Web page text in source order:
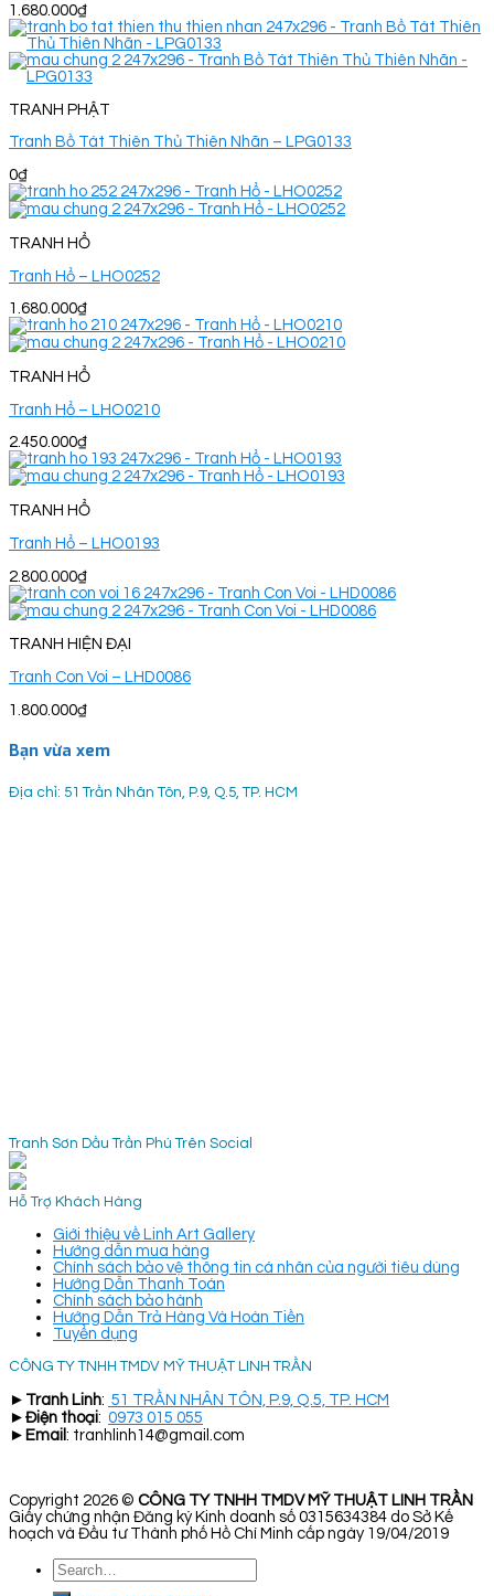
1.680.000₫
TRANH PHẬT
Tranh Bồ Tát Thiên Thủ Thiên Nhãn – LPG0133
0₫
TRANH HỔ
Tranh Hổ – LHO0252
1.680.000₫
TRANH HỔ
Tranh Hổ – LHO0210
2.450.000₫
TRANH HỔ
Tranh Hổ – LHO0193
2.800.000₫
TRANH HIỆN ĐẠI
Tranh Con Voi – LHD0086
1.800.000₫
Bạn vừa xem
Địa chỉ: 51 Trần Nhân Tôn, P.9, Q.5, TP. HCM
Tranh Sơn Dầu Trần Phú Trên Social
Hỗ Trợ Khách Hàng
Giới thiệu về Linh Art Gallery
Hướng dẫn mua hàng
Chính sách bảo vệ thông tin cá nhân của người tiêu dùng
Hướng Dẫn Thanh Toán
Chính sách bảo hành
Hướng Dẫn Trả Hàng Và Hoàn Tiền
Tuyển dụng
CÔNG TY TNHH TMDV MỸ THUẬT LINH TRẦN
► Tranh Linh: 51 TRẦN NHÂN TÔN, P.9, Q.5, TP. HCM
► Điện thoại: 0973 015 055
► Email : tranhlinh14@gmail.com
Copyright 2026 © CÔNG TY TNHH TMDV MỸ THUẬT LINH TRẦN
Giấy chứng nhận Đăng ký Kinh doanh số 0315634384 do Sở Kế
hoạch và Đầu tư Thành phố Hồ Chí Minh cấp ngày 19/04/2019
Search
for: